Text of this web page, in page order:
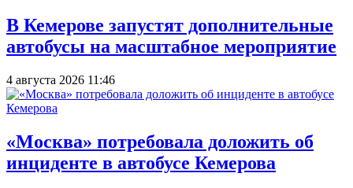
В Кемерове запустят дополнительные
автобусы на масштабное мероприятие
4 августа 2026 11:46
«Москва» потребовала доложить об
инциденте в автобусе Кемерова